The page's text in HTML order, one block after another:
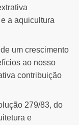
a aquicultura
um crescimento
ao nosso
contribuição
279/83, do
e